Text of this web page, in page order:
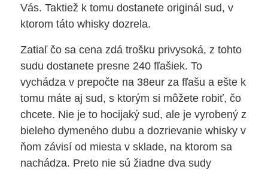
Vás. Taktiež k tomu dostanete originál sud, v
ktorom táto whisky dozrela.
Zatiaľ čo sa cena zdá trošku privysoká, z tohto
sudu dostanete presne 240 fľašiek. To
vychádza v prepočte na 38eur za fľašu a ešte k
tomu máte aj sud, s ktorým si môžete robiť, čo
chcete. Nie je to hocijaký sud, ale je vyrobený z
bieleho dymeného dubu a dozrievanie whisky v
ňom závisí od miesta v sklade, na ktorom sa
nachádza. Preto nie sú žiadne dva sudy